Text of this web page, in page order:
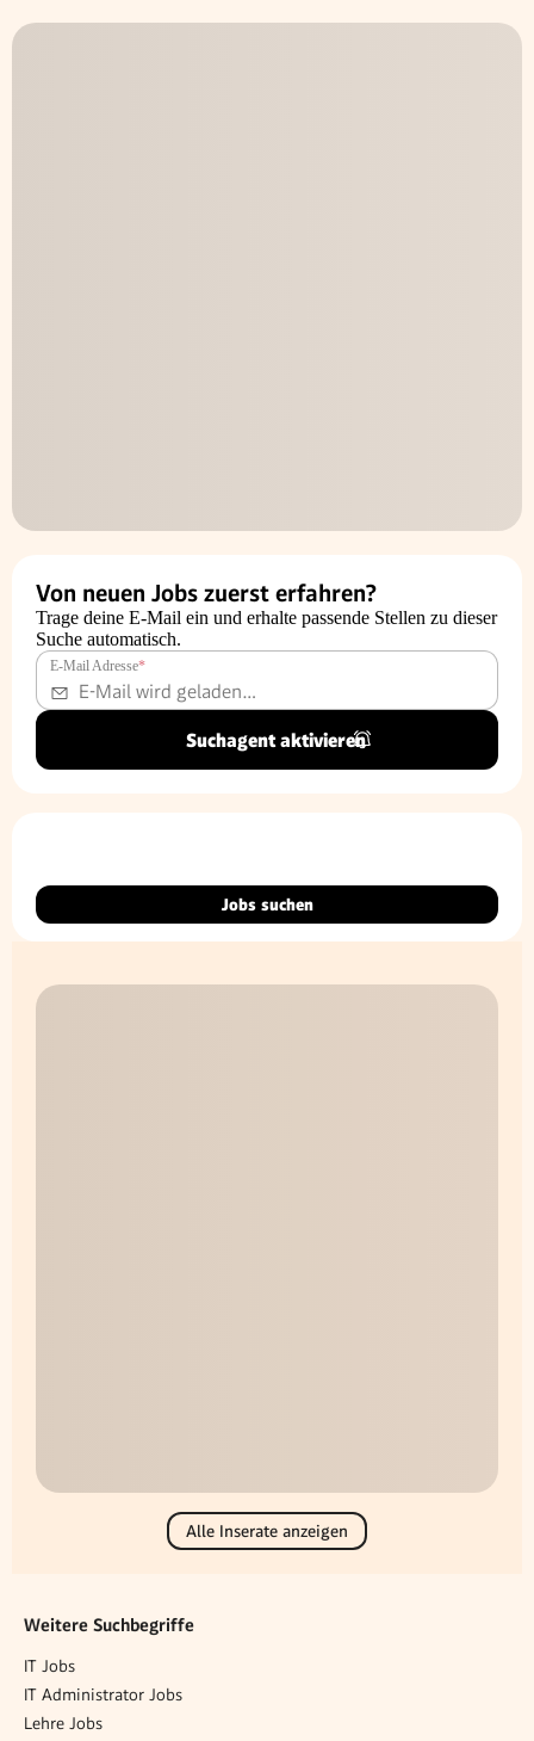
Von neuen Jobs zuerst erfahren?
Trage deine E-Mail ein und erhalte passende Stellen zu dieser
Suche automatisch.
E-Mail Adresse*
Suchagent aktivieren
Jobs suchen
Alle Inserate anzeigen
Weitere Suchbegriffe
IT Jobs
IT Administrator Jobs
Lehre Jobs